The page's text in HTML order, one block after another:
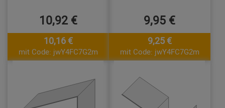
10,92 €
10,16 €
mit Code: jwY4FC7G2m
9,95 €
9,25 €
mit Code: jwY4FC7G2m